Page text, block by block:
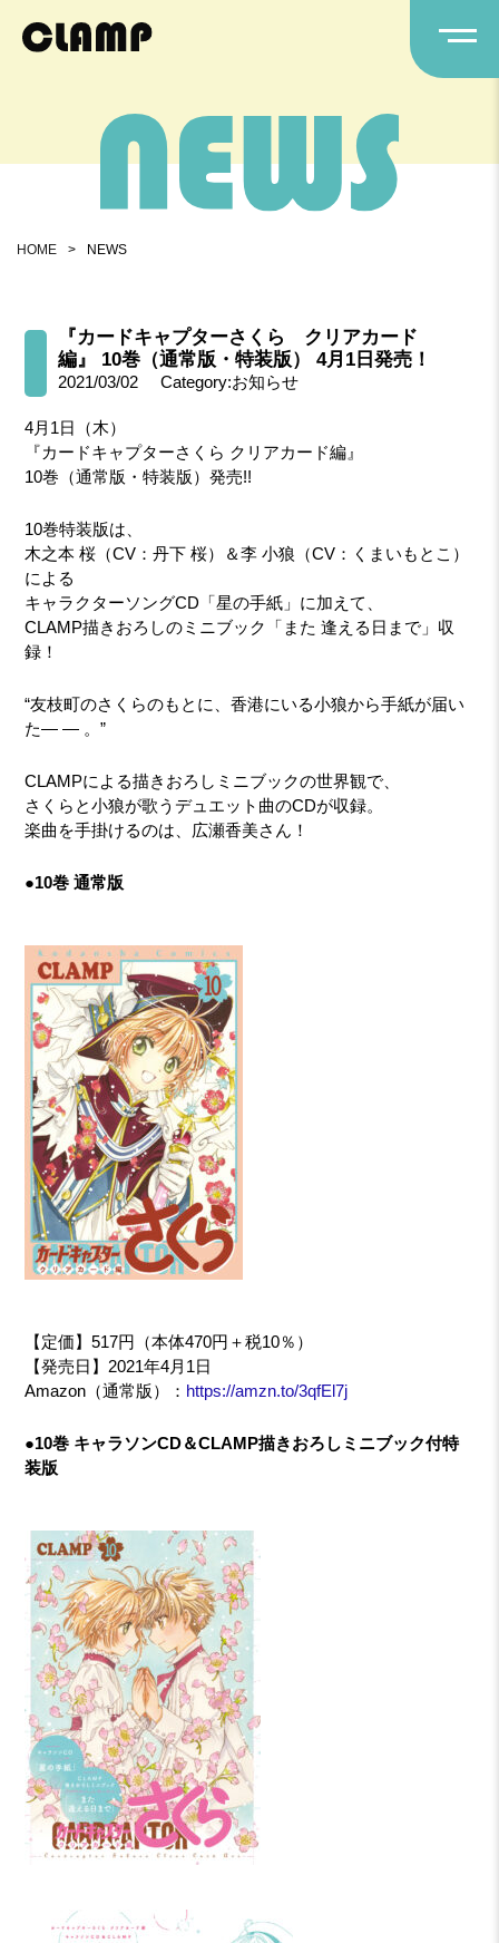
HOME > NEWS
『カードキャプターさくら クリアカード
編』 10巻（通常版・特装版） 4月1日発売！
2021/03/02 Category:お知らせ
4月1日（木）
『カードキャプターさくら クリアカード編』
10巻（通常版・特装版）発売!!
10巻特装版は、
木之本 桜（CV：丹下 桜）＆李 小狼（CV：くまいもとこ）
による
キャラクターソングCD「星の手紙」に加えて、
CLAMP描きおろしのミニブック「また 逢える日まで」収
録！
“友枝町のさくらのもとに、香港にいる小狼から手紙が届い
た― ― 。”
CLAMPによる描きおろしミニブックの世界観で、
さくらと小狼が歌うデュエット曲のCDが収録。
楽曲を手掛けるのは、広瀬香美さん！
●10巻 通常版
【定価】517円（本体470円＋税10％）
【発売日】2021年4月1日
Amazon（通常版）： https://amzn.to/3qfEl7j
●10巻 キャラソンCD＆CLAMP描きおろしミニブック付特
装版